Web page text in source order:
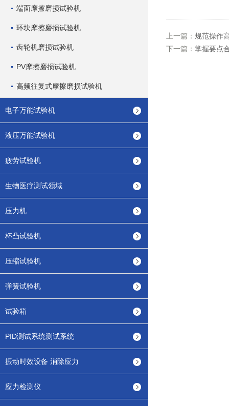
端面摩擦磨损试验机
环块摩擦磨损试验机
齿轮机磨损试验机
PV摩擦磨损试验机
高频往复式摩擦磨损试验机
电子万能试验机
液压万能试验机
疲劳试验机
生物医疗测试领域
压力机
杯凸试验机
压缩试验机
弹簧试验机
试验箱
PID测试系统测试系统
振动时效设备 消除应力
应力检测仪
上一篇： 规范操作
下一篇： 掌握要点